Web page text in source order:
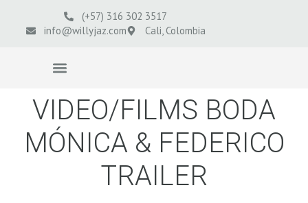
(+57) 316 302 3517
info@willyjaz.com
Cali, Colombia
VIDEO/FILMS BODA
MÓNICA & FEDERICO
TRAILER